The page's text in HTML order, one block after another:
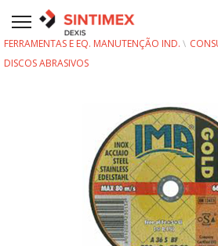
FERRAMENTAS E EQ. MANUTENÇÃO IND.
DISCOS ABRASIVOS